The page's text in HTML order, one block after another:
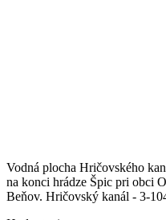
Vodná plocha Hričovského
na konci hrádze Špic pri obci
Beňov. Hričovský kanál - 3-